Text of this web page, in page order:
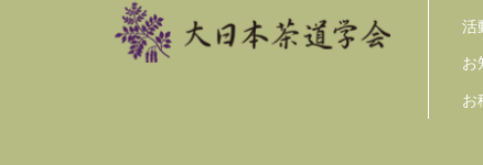
活
お
お